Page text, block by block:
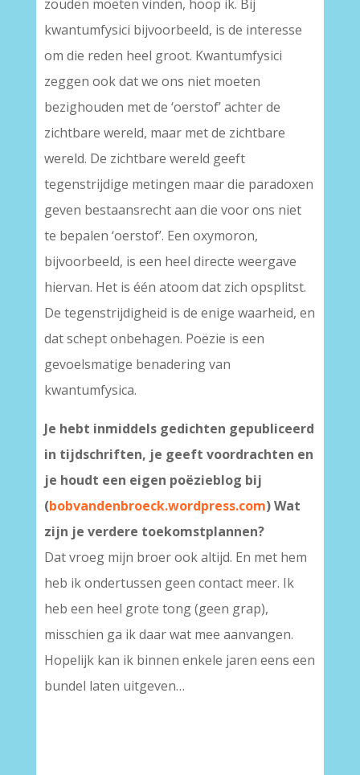
zouden moeten vinden, hoop ik. Bij
kwantumfysici bijvoorbeeld, is de interesse
om die reden heel groot. Kwantumfysici
zeggen ook dat we ons niet moeten
bezighouden met de ‘oerstof’ achter de
zichtbare wereld, maar met de zichtbare
wereld. De zichtbare wereld geeft
tegenstrijdige metingen maar die paradoxen
geven bestaansrecht aan die voor ons niet
te bepalen ‘oerstof’. Een oxymoron,
bijvoorbeeld, is een heel directe weergave
hiervan. Het is één atoom dat zich opsplitst.
De tegenstrijdigheid is de enige waarheid, en
dat schept onbehagen. Poëzie is een
gevoelsmatige benadering van
kwantumfysica.
Je hebt inmiddels gedichten gepubliceerd
in tijdschriften, je geeft voordrachten en
je houdt een eigen poëzieblog bij
(bobvandenbroeck.wordpress.com) Wat
zijn je verdere toekomstplannen?
Dat vroeg mijn broer ook altijd. En met hem
heb ik ondertussen geen contact meer. Ik
heb een heel grote tong (geen grap),
misschien ga ik daar wat mee aanvangen.
Hopelijk kan ik binnen enkele jaren eens een
bundel laten uitgeven…